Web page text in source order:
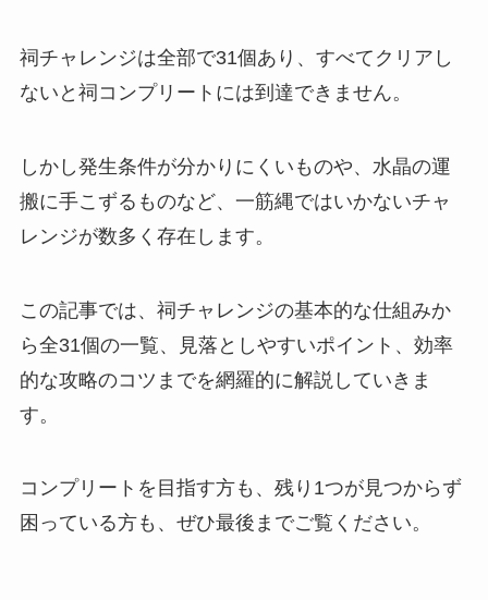
祠チャレンジは全部で31個あり、すべてクリアし
ないと祠コンプリートには到達できません。
しかし発生条件が分かりにくいものや、水晶の運
搬に手こずるものなど、一筋縄ではいかないチャ
レンジが数多く存在します。
この記事では、祠チャレンジの基本的な仕組みか
ら全31個の一覧、見落としやすいポイント、効率
的な攻略のコツまでを網羅的に解説していきま
す。
コンプリートを目指す方も、残り1つが見つからず
困っている方も、ぜひ最後までご覧ください。